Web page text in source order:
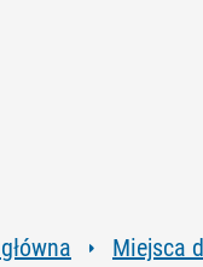
Miejsca